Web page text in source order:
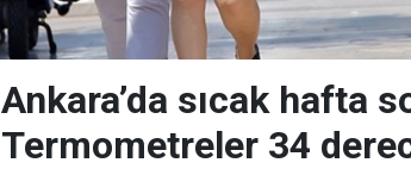
Ankara’da sıcak hafta
Termometreler 34